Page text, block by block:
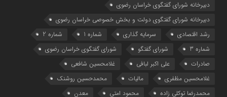
دبیرخانه شورای گفتگوی خراسان رضوی
دبیرخانه شورای گفتگوی دولت و بخش خصوصی خراسان رضوی
رشد اقتصادی
سرمایه گذاری شماره 1
شماره 2
شماره 3
شورای گفتگو
شورای گفتگوی خراسان رضوی
صادرات
علی اکبر لبافی
غلامحسین شافعی
غلامحسین مظفری
مالیات
محمدحسین روشنک
محمدرضا توکلی زاده
محمود امتی معدن